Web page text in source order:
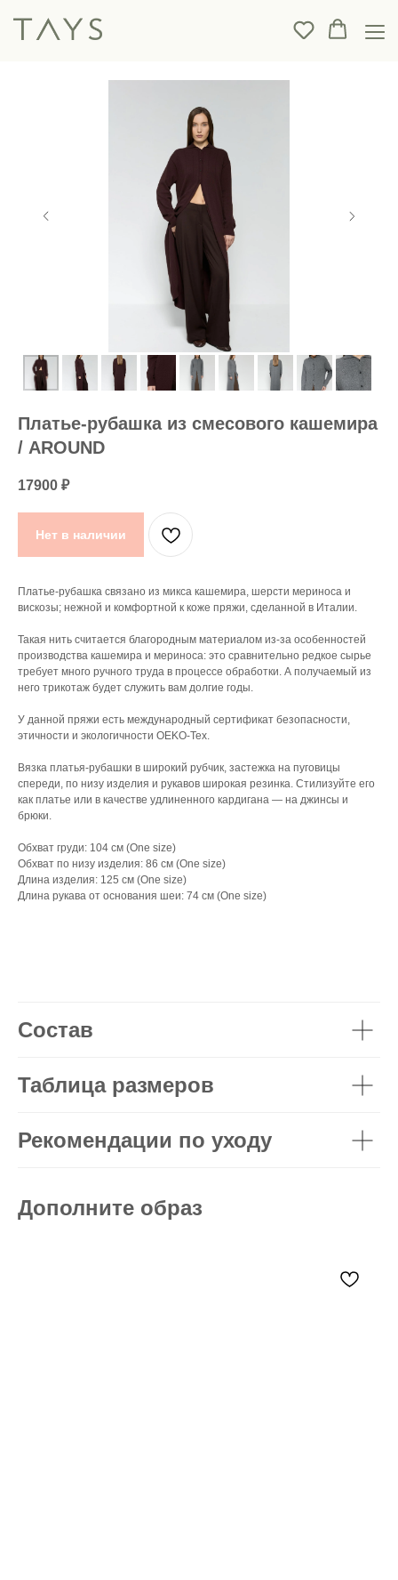
Платье-рубашка из смесового кашемира
/ AROUND
17900 ₽
Нет в наличии
Платье-рубашка связано из микса кашемира, шерсти мериноса и
вискозы; нежной и комфортной к коже пряжи, сделанной в Италии.
Такая нить считается благородным материалом из-за особенностей
производства кашемира и мериноса: это сравнительно редкое сырье
требует много ручного труда в процессе обработки. А получаемый из
него трикотаж будет служить вам долгие годы.
У данной пряжи есть международный сертификат безопасности,
этичности и экологичности OEKO-Tex.
Вязка платья-рубашки в широкий рубчик, застежка на пуговицы
спереди, по низу изделия и рукавов широкая резинка. Стилизуйте его
как платье или в качестве удлиненного кардигана — на джинсы и
брюки.
Обхват груди: 104 см (One size)
Обхват по низу изделия: 86 см (One size)
Длина изделия: 125 см (One size)
Длина рукава от основания шеи: 74 см (One size)
Состав
Таблица размеров
Рекомендации по уходу
Дополните образ